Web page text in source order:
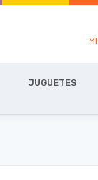
JUGUETES